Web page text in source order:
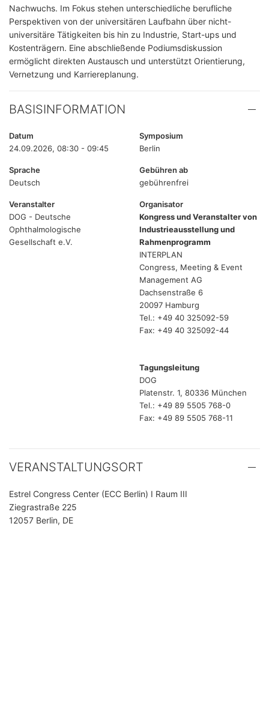
Nachwuchs. Im Fokus stehen unterschiedliche berufliche
Perspektiven von der universitären Laufbahn über nicht-
universitäre Tätigkeiten bis hin zu Industrie, Start-ups und
Kostenträgern. Eine abschließende Podiumsdiskussion
ermöglicht direkten Austausch und unterstützt Orientierung,
Vernetzung und Karriereplanung.
BASISINFORMATION
Datum
24.09.2026, 08:30 - 09:45
Symposium
Berlin
Sprache
Deutsch
Gebühren ab
gebührenfrei
Veranstalter
DOG - Deutsche
Ophthalmologische
Gesellschaft e.V.
Organisator
Kongress und Veranstalter von
Industrieausstellung und
Rahmenprogramm
INTERPLAN
Congress, Meeting & Event
Management AG
Dachsenstraße 6
20097 Hamburg
Tel.: +49 40 325092-59
Fax: +49 40 325092-44
Tagungsleitung
DOG
Platenstr. 1, 80336 München
Tel.: +49 89 5505 768-0
Fax: +49 89 5505 768-11
VERANSTALTUNGSORT
Estrel Congress Center (ECC Berlin) I Raum III
Ziegrastraße 225
12057 Berlin, DE